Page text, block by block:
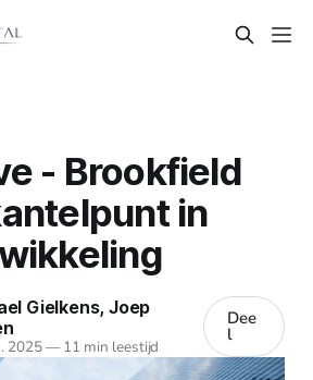
- Brookfield
in
Gielkens, Joep
2025—11 min leestijd
Dee
l